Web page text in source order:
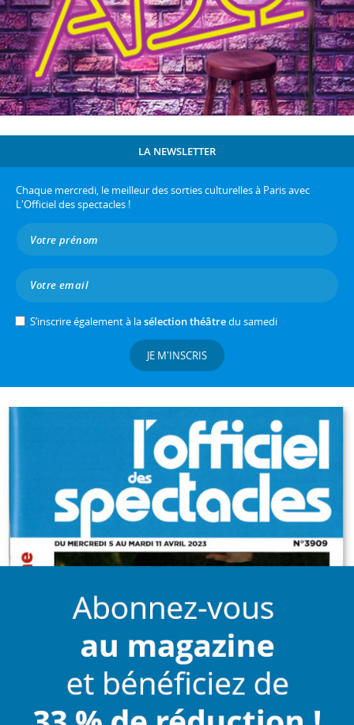
LA NEWSLETTER
Chaque mercredi, le meilleur des sorties culturelles à Paris avec
L'Officiel des spectacles !
S’inscrire également à lasélection théâtredu samedi
JE M'INSCRIS